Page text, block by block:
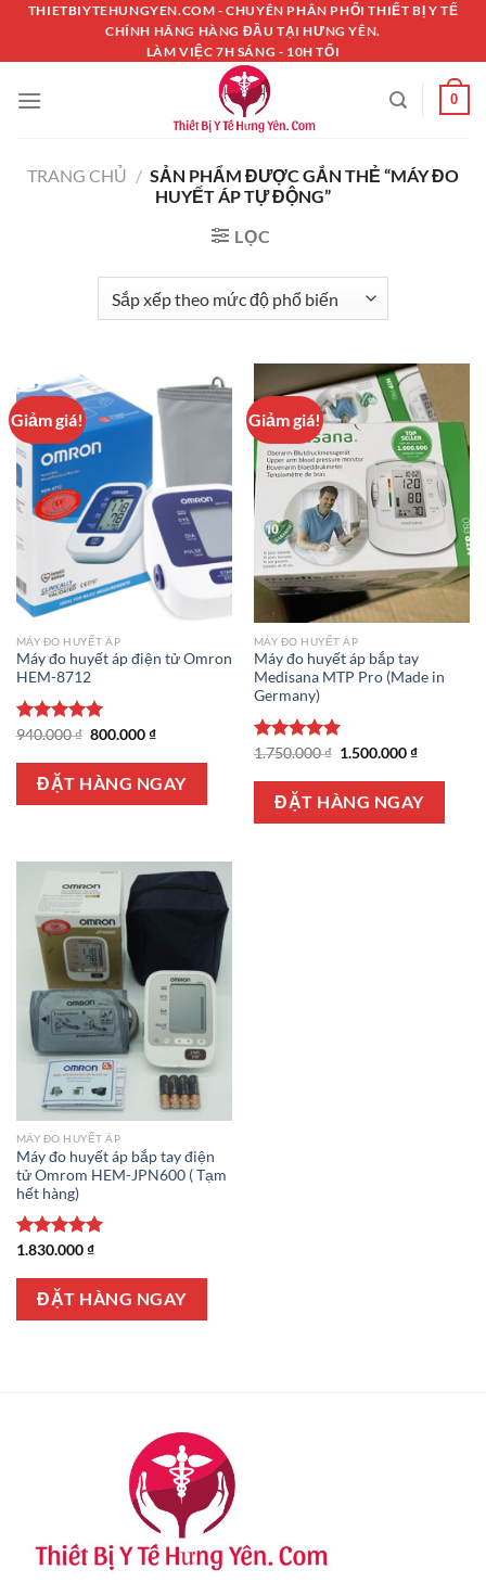
Chuyển
nội
dung
THIETBIYTEHUNGYEN.COM - CHUYÊN PHÂN PHỐI THIẾT BỊ Y TẾ
CHÍNH HÃNG HÀNG ĐẦU TẠI HƯNG YÊN.
LÀM VIỆC 7H SÁNG - 10H TỐI
0
TRANG CHỦ / SẢN PHẨM ĐƯỢC GẮN THẺ “MÁY ĐO
HUYẾT ÁP TỰ ĐỘNG”
LỌC
Giảm giá!
MÁY ĐO HUYẾT ÁP
Máy đo huyết áp điện tử Omron
HEM-8712
Được xếp
5 sao
940.000₫ Giá
là:
940.000 ₫.
800.000₫Giá
tại
là:
800.000 ₫.
ĐẶT HÀNG NGAY
Giảm giá!
MÁY ĐO HUYẾT ÁP
Máy đo huyết áp bắp tay
Medisana MTP Pro (Made in
Germany)
Được xếp
5 sao
1.750.000₫ Giá
là:
1.750.000 ₫.
1.500.000₫Giá
tại
là:
1.500.000
ĐẶT HÀNG NGAY
MÁY ĐO HUYẾT ÁP
Máy đo huyết áp bắp tay điện
tử Omrom HEM-JPN600 ( Tạm
hết hàng)
Được xếp
5 sao
1.830.000₫
ĐẶT HÀNG NGAY